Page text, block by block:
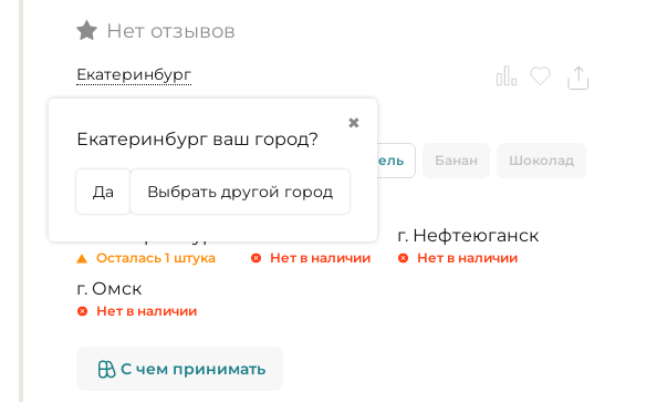
Нет отзывов
Екатеринбург
✖
Екатеринбург ваш город?
Да Выбрать другой город
Соленая карамель Банан Шоколад
Наличие
Осталась 1 штука Нет в наличии
г. Нефтеюганск
Нет в наличии
г. Омск
Нет в наличии
С чем принимать